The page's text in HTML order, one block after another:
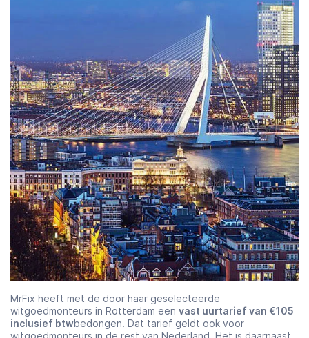
MrFix heeft met de door haar geselecteerde
witgoedmonteurs in Rotterdam een vast uurtarief van €105
inclusief btwbedongen. Dat tarief geldt ook voor
witgoedmonteurs in de rest van Nederland. Het is daarnaast